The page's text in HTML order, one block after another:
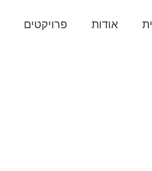
אודות פרויקטים